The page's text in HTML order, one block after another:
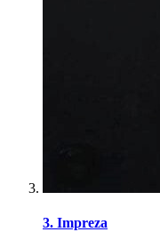
3. Impreza